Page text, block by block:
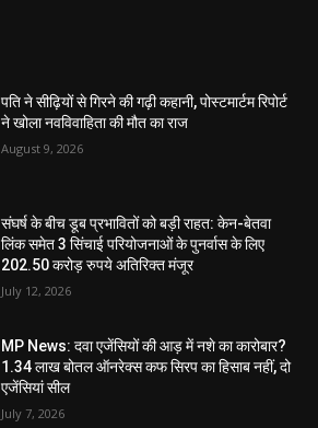
पति ने सीढ़ियों से गिरने की गढ़ी कहानी, पोस्टमार्टम रिपोर्ट
ने खोला नवविवाहिता की मौत का राज
August 9, 2026
संघर्ष के बीच डूब प्रभावितों को बड़ी राहत: केन-बेतवा
लिंक समेत 3 सिंचाई परियोजनाओं के पुनर्वास के लिए
202.50 करोड़ रुपये अतिरिक्त मंजूर
July 12, 2026
MP News: दवा एजेंसियों की आड़ में नशे का कारोबार?
1.34 लाख बोतल ऑनरेक्स कफ सिरप का हिसाब नहीं, दो
एजेंसियां सील
July 7, 2026